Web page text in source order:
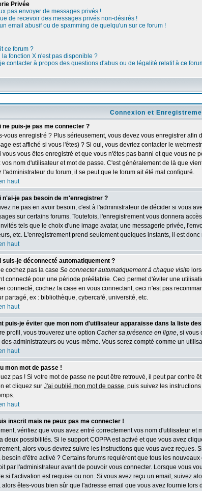
Privée
pas envoyer de messages privés !
de recevoir des messages privés non-désirés !
email abusif ou de spamming de quelqu'un sur ce forum !
ce forum ?
la fonction X n'est pas disponible ?
contacter à propos des questions d'abus ou de légalité relatif à ce
Connexion et
ne puis-je pas me connecter ?
vous enregistré ? Plus sérieusement, vous devez vous enregistrer afin
est affiché si vous l'êtes) ? Si oui, vous devriez contacter le
vous vous êtes enregistré et que vous n'êtes pas banni et que vous ne
vos nom d'utilisateur et mot de passe. C'est généralement de là que
l'administrateur du forum, il se peut que le forum ait été mal configuré.
haut
n'ai-je pas besoin de m'enregistrer ?
ne pas en avoir besoin, c'est à l'administrateur de décider si vous
sur certains forums. Toutefois, l'enregistrement vous donnera
tels que le choix d'une image avatar, une messagerie privée,
etc. L'enregistrement prend seulement quelques instants, il est
haut
suis-je déconnecté automatiquement ?
cochez pas la case Se connecter automatiquement à chaque visite
connecté pour une période préétablie. Ceci permet d'éviter une
connecté, cochez la case en vous connectant, ceci n'est pas
partagé, ex : bibliothèque, cybercafé, université, etc.
haut
puis-je éviter que mon nom d'utilisateur apparaisse dans la liste
profil, vous trouverez une option Cacher sa présence en ligne, si vous
des administrateurs ou vous-même. Vous serez compté comme un
haut
mon mot de passe !
pas ! Si votre mot de passe ne peut être retrouvé, il peut par contre
et cliquez sur J'ai oublié mon mot de passe, puis suivez les
haut
inscrit mais ne peux pas me connecter !
vérifiez que vous avez entré correctement vos nom d'utilisateur et
deux possibilités. Si le support COPPA est activé et que vous avez
alors vous devrez suivre les instructions que vous avez reçues.
besoin d'être activé ? Certains forums requièrent que tous les
par l'administrateur avant de pouvoir vous connecter. Lorsque vous
si l'activation est requise ou non. Si vous avez reçu un email, suivez
alors êtes-vous bien sûr que l'adresse email que vous avez fournie